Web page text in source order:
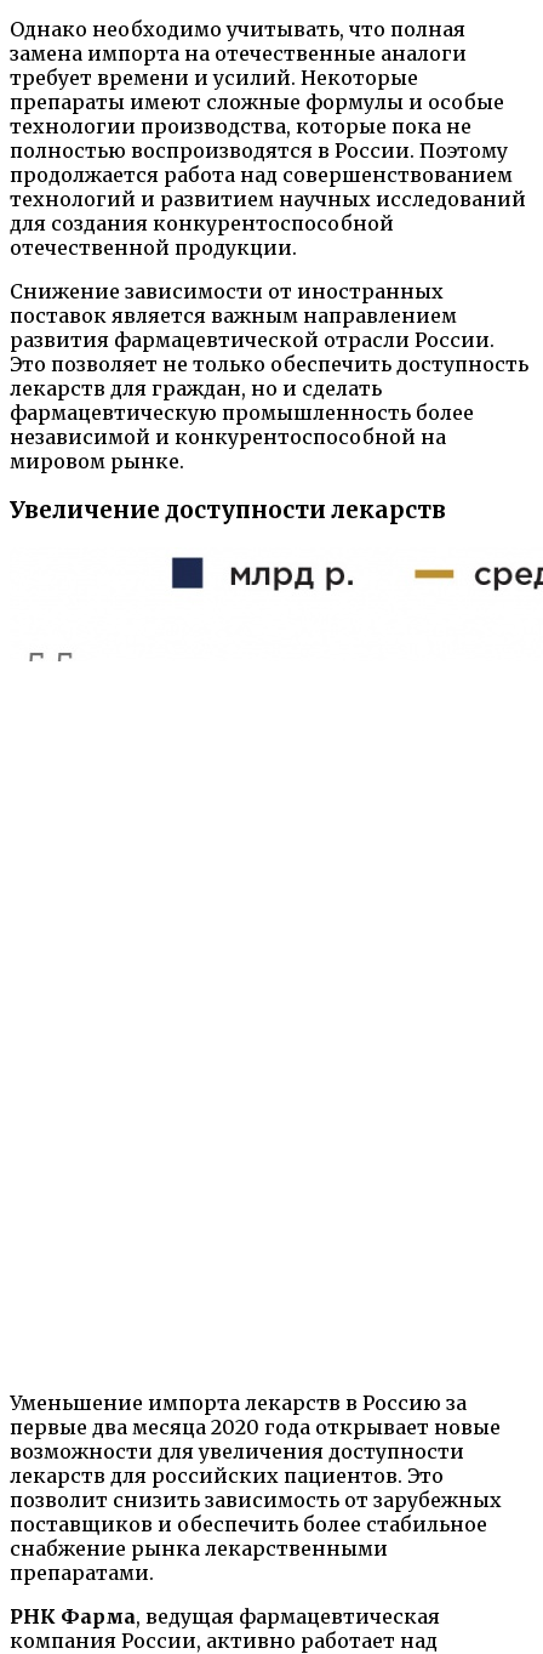
Однако необходимо учитывать, что полная
замена импорта на отечественные аналоги
требует времени и усилий. Некоторые
препараты имеют сложные формулы и особые
технологии производства, которые пока не
полностью воспроизводятся в России. Поэтому
продолжается работа над совершенствованием
технологий и развитием научных исследований
для создания конкурентоспособной
отечественной продукции.
Снижение зависимости от иностранных
поставок является важным направлением
развития фармацевтической отрасли России.
Это позволяет не только обеспечить доступность
лекарств для граждан, но и сделать
фармацевтическую промышленность более
независимой и конкурентоспособной на
мировом рынке.
Увеличение доступности лекарств
Уменьшение импорта лекарств в Россию за
первые два месяца 2020 года открывает новые
возможности для увеличения доступности
лекарств для российских пациентов. Это
позволит снизить зависимость от зарубежных
поставщиков и обеспечить более стабильное
снабжение рынка лекарственными
препаратами.
РНК Фарма, ведущая фармацевтическая
компания России, активно работает над